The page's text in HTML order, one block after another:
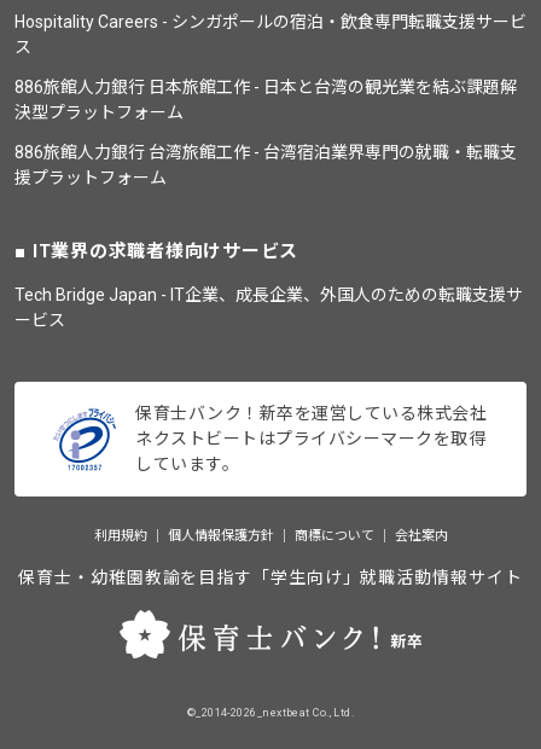
Hospitality Careers - シンガポールの宿泊・飲食専門転職支援サービ
ス
886旅館人力銀行 日本旅館工作 - 日本と台湾の観光業を結ぶ課題解
決型プラットフォーム
886旅館人力銀行 台湾旅館工作 - 台湾宿泊業界専門の就職・転職支
援プラットフォーム
IT業界の求職者様向けサービス
Tech Bridge Japan - IT企業、成長企業、外国人のための転職支援サ
ービス
保育士バンク！新卒を運営している株式会社
ネクストビートはプライバシーマークを取得
しています。
利用規約 個人情報保護方針 商標について 会社案内
保育士・幼稚園教諭を目指す「学生向け」就職活動情報サイト
©_2014-2026_nextbeat Co., Ltd.